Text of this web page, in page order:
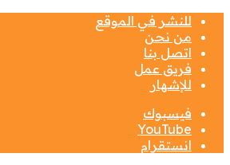
للنشر في الموقع
من نحن
اتصل بنا
فريق عمل
للإشهار
فيسبوك
‫YouTube
انستقرام